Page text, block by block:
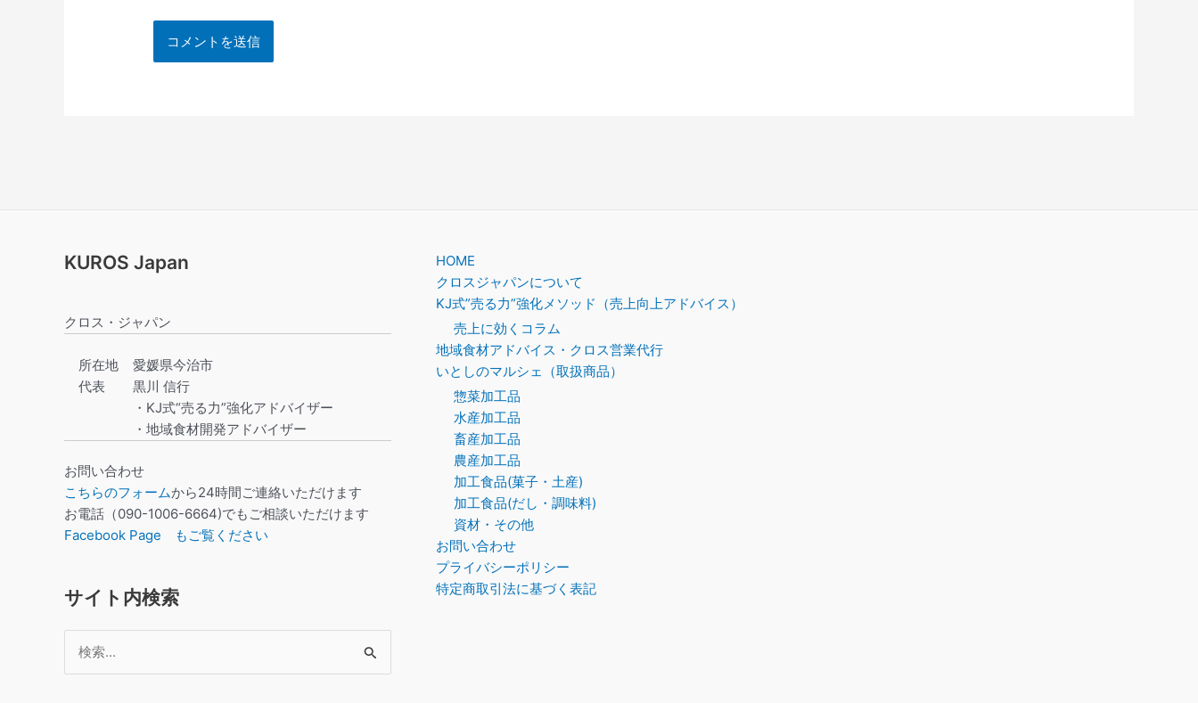
KUROS Japan
クロス・ジャパン
所在地
代表
愛媛県今治市
黒川 信行
・KJ式“売る力”強化アドバイザー
・地域食材開発アドバイザー
お問い合わせ
こちらのフォームから24時間ご連絡いただけます
お電話（090-1006-6664)でもご相談いただけます
Facebook Page もご覧ください
サイト内検索
索
HOME
クロスジャパンについて
KJ式”売る力”強化メソッド（売上向上アドバイス）
売上に効くコラム
地域食材アドバイス・クロス営業代行
いとしのマルシェ（取扱商品）
惣菜加工品
水産加工品
畜産加工品
農産加工品
加工食品(菓子・土産)
加工食品(だし・調味料)
資材・その他
お問い合わせ
プライバシーポリシー
特定商取引法に基づく表記